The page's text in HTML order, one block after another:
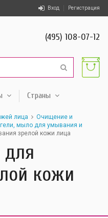
Вход Регистрация
(495) 108-07-12
Страны
лица
Очищение и
мыло для умывания и
зрелой кожи лица
для
кожи